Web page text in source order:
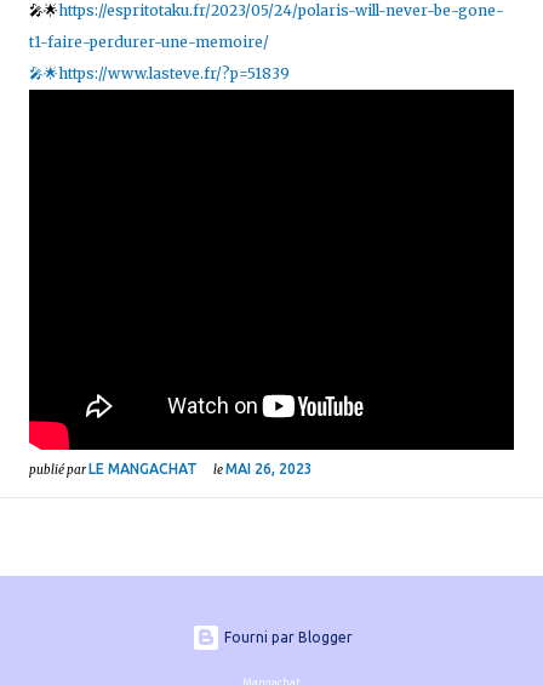
🎤🌟https://espritotaku.fr/2023/05/24/polaris-will-never-be-gone-
t1-faire-perdurer-une-memoire/
🎤🌟https://www.lasteve.fr/?p=51839
publié parLE MANGACHAT leMAI 26, 2023
Fourni par Blogger
Mangachat